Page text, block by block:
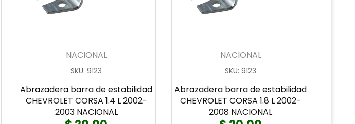
NACIONAL
SKU:9123
Abrazadera barra de estabilidad
CHEVROLET CORSA 1.4 L 2002-
2003 NACIONAL
NACIONAL
SKU:9123
Abrazadera barra de estabilidad
CHEVROLET CORSA 1.8 L 2002-
2008 NACIONAL